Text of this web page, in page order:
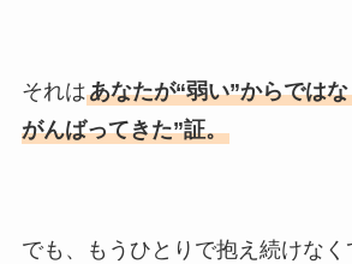
それはあなたが“弱い”からでは
がんばってきた”証。
でも、もうひとりで抱え続けな